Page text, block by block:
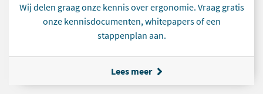
Wij delen graag onze kennis over ergonomie. Vraag gratis
onze kennisdocumenten, whitepapers of een
stappenplan aan.
Lees meer